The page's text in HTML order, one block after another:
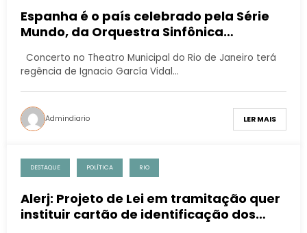
Espanha é o país celebrado pela Série
Mundo, da Orquestra Sinfônica
Concerto no Theatro Municipal do Rio de Janeiro terá
regência de Ignacio García Vidal…
Admindiario LER MAIS
DESTAQUE POLÍTICA RIO
Alerj: Projeto de Lei em tramitação quer
instituir cartão de identificação dos